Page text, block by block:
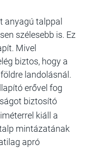
anyagú talppal
szélesebb is. Ez
Mivel
biztos, hogy a
landolásnál.
erővel fog
biztosító
kiáll a
mintázatának
apró